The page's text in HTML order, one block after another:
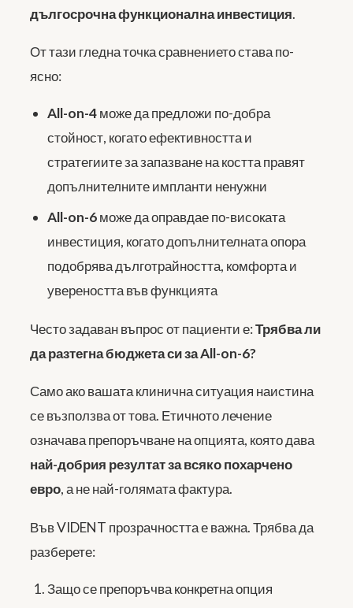
дългосрочна функционална инвестиция.
От тази гледна точка сравнението става по-
ясно:
All-on-4може да предложи по-добра
стойност, когато ефективността и
стратегиите за запазване на костта правят
допълнителните импланти ненужни
All-on-6може да оправдае по-високата
инвестиция, когато допълнителната опора
подобрява дълготрайността, комфорта и
увереността във функцията
Често задаван въпрос от пациенти е:Трябва ли
да разтегна бюджета си за All-on-6?
Само ако вашата клинична ситуация наистина
се възползва от това. Етичното лечение
означава препоръчване на опцията, която дава
най-добрия резултат за всяко похарчено
евро, а не най-голямата фактура.
Във VIDENT прозрачността е важна. Трябва да
разберете:
Защо се препоръчва конкретна опция